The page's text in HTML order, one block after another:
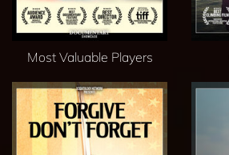
Most Valuable Players